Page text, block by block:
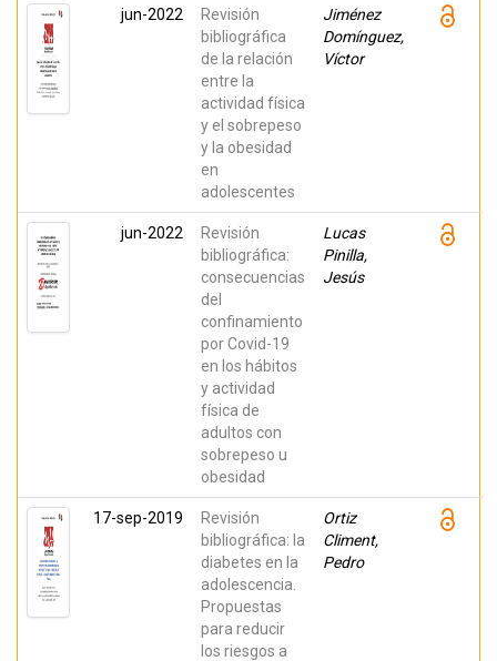
jun-2022
Revisión
bibliográfica
de la relación
entre la
actividad física
y el sobrepeso
y la obesidad
en
adolescentes
Jiménez
Domínguez,
Víctor
jun-2022
Revisión
bibliográfica:
consecuencias
del
confinamiento
por Covid-19
en los hábitos
y actividad
física de
adultos con
sobrepeso u
obesidad
Lucas
Pinilla,
Jesús
17-sep-2019
Revisión
bibliográfica: la
diabetes en la
adolescencia.
Propuestas
para reducir
los riesgos a
Ortiz
Climent,
Pedro